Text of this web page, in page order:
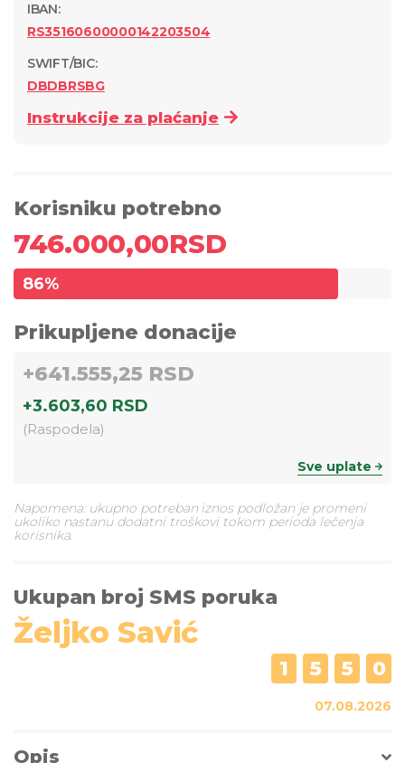
IBAN:
RS35160600000142203504
SWIFT/BIC:
DBDBRSBG
Instrukcije za plaćanje
Korisniku potrebno
746.000,00RSD
86%
Prikupljene donacije
+641.555,25 RSD
+3.603,60 RSD
(Raspodela)
Sve uplate
Napomena: ukupno potreban iznos podložan je promeni
ukoliko nastanu dodatni troškovi tokom perioda lečenja
korisnika.
Ukupan broj SMS poruka
Željko Savić
1 5 5 0
07.08.2026
Opis